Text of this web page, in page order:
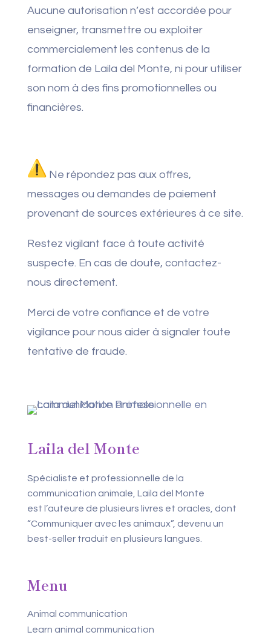
Aucune autorisation n’est accordée pour
enseigner, transmettre ou exploiter
commercialement les contenus de la
formation de Laila del Monte, ni pour utiliser
son nom à des fins promotionnelles ou
financières.
Ne répondez pas aux offres,
messages ou demandes de paiement
provenant de sources extérieures à ce site.
Restez vigilant face à toute activité
suspecte. En cas de doute, contactez-
nous directement.
Merci de votre confiance et de votre
vigilance pour nous aider à signaler toute
tentative de fraude.
Laila del Monte
Spécialiste et professionnelle de la
communication animale, Laila del Monte
est l’auteure de plusieurs livres et oracles, dont
“Communiquer avec les animaux”, devenu un
best-seller traduit en plusieurs langues.
Menu
Animal communication
Learn animal communication